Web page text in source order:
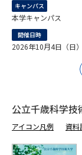
大学で学べる内
新増設大学・学部・
データサイエンス特
デジタルパンフレット
キャンパス
本学キャンパス
開催日時
2026年10月4日（日）
公立千歳科学技
アイコン凡例 資料